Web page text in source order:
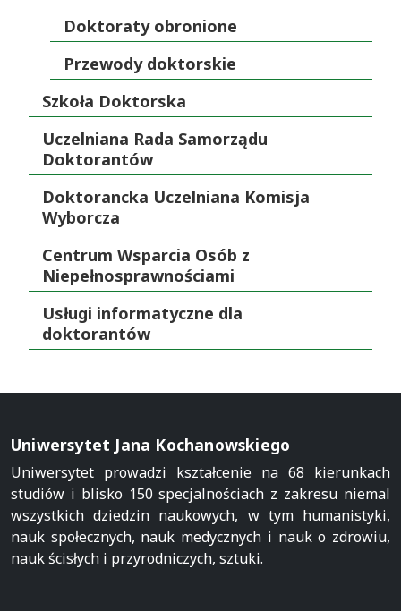
Doktoraty obronione
Przewody doktorskie
Szkoła Doktorska
Uczelniana Rada Samorządu
Doktorantów
Doktorancka Uczelniana Komisja
Wyborcza
Centrum Wsparcia Osób z
Niepełnosprawnościami
Usługi informatyczne dla
doktorantów
Uniwersytet Jana Kochanowskiego
Uniwersytet prowadzi kształcenie na 68 kierunkach
studiów i blisko 150 specjalnościach z zakresu niemal
wszystkich dziedzin naukowych, w tym humanistyki,
nauk społecznych, nauk medycznych i nauk o zdrowiu,
nauk ścisłych i przyrodniczych, sztuki.